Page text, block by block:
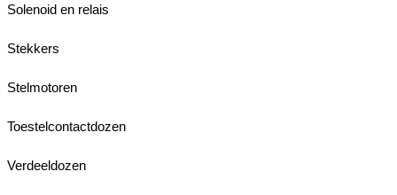
Solenoid en relais
Stekkers
Stelmotoren
Toestelcontactdozen
Verdeeldozen